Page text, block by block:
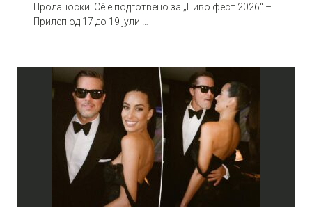
Проданоски: Сè е подготвено за „Пиво фест 2026“ –
Прилеп од 17 до 19 јули …